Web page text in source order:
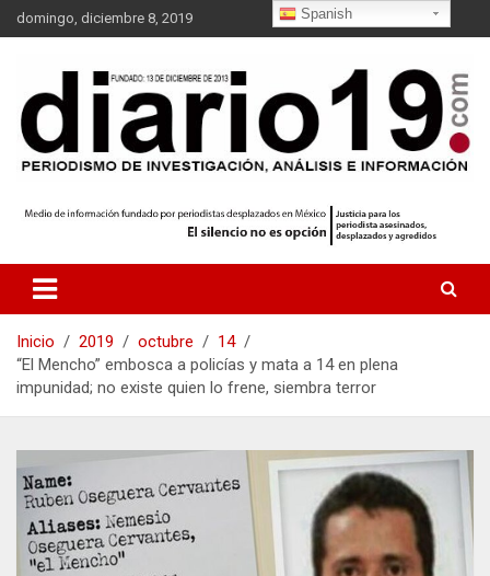
a
t
n
domingo, diciembre 8, 2019
Inicio 2019 octubre
14
“El Mencho” embosca a policías y mata a 14 en plena
impunidad; no existe quien lo frene, siembra terror
Spanish